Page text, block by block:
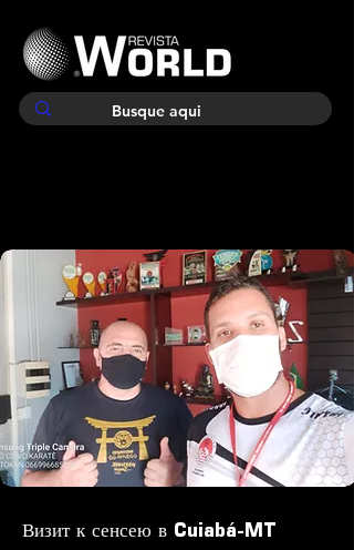
Визит к сенсею в Cuiabá-MT